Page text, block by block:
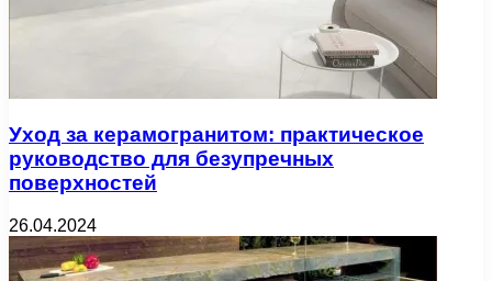
Уход за керамогранитом: практическое
руководство для безупречных
поверхностей
26.04.2024